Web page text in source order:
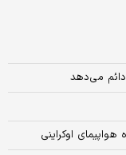
دائم می‌دهد
اوکراینی